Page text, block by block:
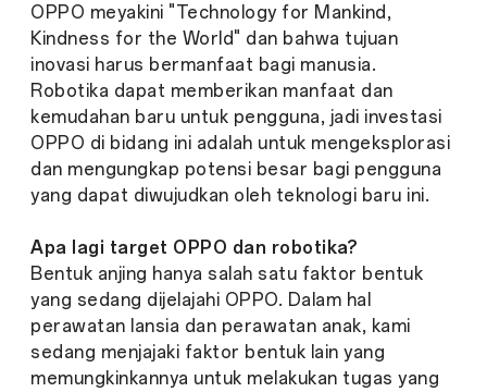
OPPO meyakini "Technology for Mankind,
Kindness for the World" dan bahwa tujuan
inovasi harus bermanfaat bagi manusia.
Robotika dapat memberikan manfaat dan
kemudahan baru untuk pengguna, jadi investasi
OPPO di bidang ini adalah untuk mengeksplorasi
dan mengungkap potensi besar bagi pengguna
yang dapat diwujudkan oleh teknologi baru ini.
Apa lagi target OPPO dan robotika?
Bentuk anjing hanya salah satu faktor bentuk
yang sedang dijelajahi OPPO. Dalam hal
perawatan lansia dan perawatan anak, kami
sedang menjajaki faktor bentuk lain yang
memungkinkannya untuk melakukan tugas yang